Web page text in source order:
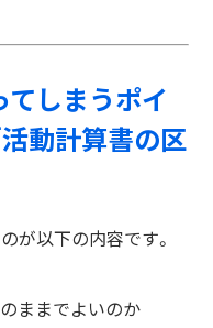
しまうポイ
活動計算書の区
が以下の内容です。
ままでよいのか